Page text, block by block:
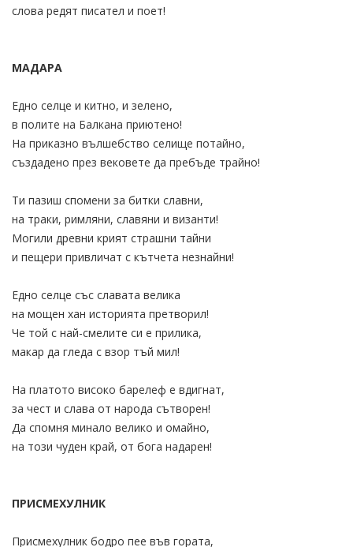
слова редят писател и поет!
МАДАРА
Едно селце и китно, и зелено,
в полите на Балкана приютено!
На приказно вълшебство селище потайно,
създадено през вековете да пребъде трайно!
Ти пазиш спомени за битки славни,
на траки, римляни, славяни и византи!
Могили древни крият страшни тайни
и пещери привличат с кътчета незнайни!
Едно селце със славата велика
на мощен хан историята претворил!
Че той с най-смелите си е прилика,
макар да гледа с взор тъй мил!
На платото високо барелеф е вдигнат,
за чест и слава от народа сътворен!
Да спомня минало велико и омайно,
на този чуден край, от бога надарен!
ПРИСМЕХУЛНИК
Присмехулник бодро пее във гората,